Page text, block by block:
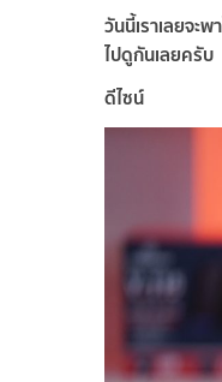
วันนี้เราเลยจะ
ไปดูกันเลยครับ
ดีไซน์